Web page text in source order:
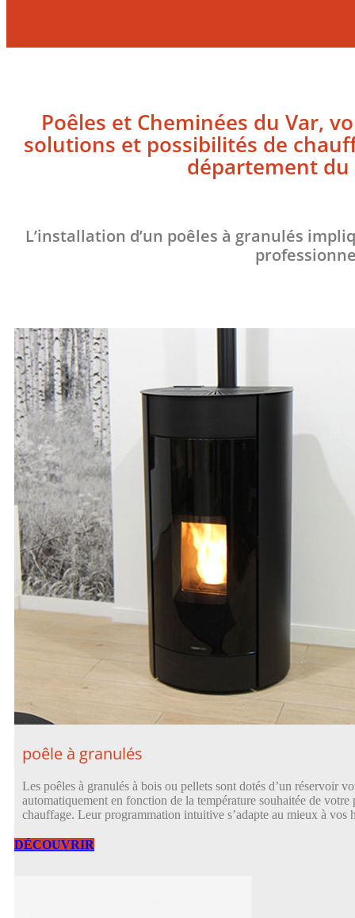
Poêles et Cheminées du Var,
solutions et possibilités de
département du
L’installation d’un poêles à granulés
poêle à granulés
Les poêles à granulés à bois ou pellets sont dotés d’un réservoir
automatiquement en fonction de la température souhaitée de
chauffage. Leur programmation intuitive s’adapte au mieux à vos
DÉCOUVRIR